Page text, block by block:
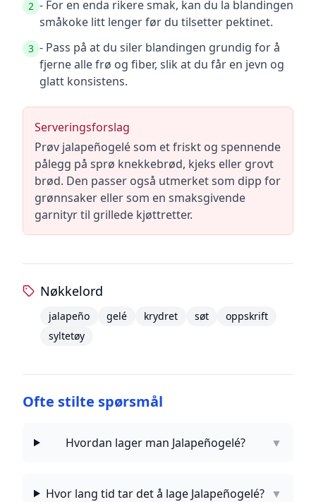
2 - For en enda rikere smak, kan du la blandingen
småkoke litt lenger før du tilsetter pektinet.
3 - Pass på at du siler blandingen grundig for å
fjerne alle frø og fiber, slik at du får en jevn og
glatt konsistens.
Serveringsforslag
Prøv jalapeñogelé som et friskt og spennende
pålegg på sprø knekkebrød, kjeks eller grovt
brød. Den passer også utmerket som dipp for
grønnsaker eller som en smaksgivende
garnityr til grillede kjøttretter.
Nøkkelord
jalapeño gelé krydret søt
oppskrift
syltetøy
Ofte stilte spørsmål
Hvordan lager man Jalapeñogelé? ▼
Hvor lang tid tar det å lage Jalapeñogelé? ▼